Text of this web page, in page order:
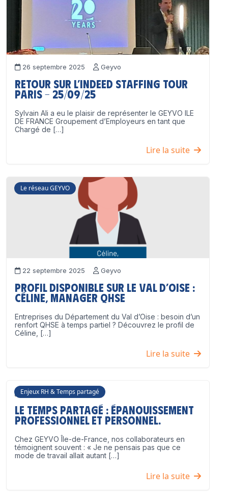
26 septembre 2025 Geyvo
Retour sur l’Indeed Staffing Tour
Paris – 25/09/25
Sylvain Ali a eu le plaisir de représenter le GEYVO ILE
DE FRANCE Groupement d’Employeurs en tant que
Chargé de […]
Lire la suite
Le réseau GEYVO
22 septembre 2025 Geyvo
Profil disponible sur le Val d’Oise :
Céline, Manager QHSE
Entreprises du Département du Val d’Oise : besoin d’un
renfort QHSE à temps partiel ? Découvrez le profil de
Céline, […]
Lire la suite
Enjeux RH & Temps partagé
17 juillet 2025 Geyvo
Le temps partagé : épanouissement
professionnel ET personnel.
Chez GEYVO Île-de-France, nos collaborateurs en
témoignent souvent : « Je ne pensais pas que ce
mode de travail allait autant […]
Lire la suite